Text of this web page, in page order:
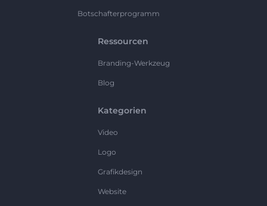
Botschafterprogramm
Ressourcen
Branding-Werkzeug
Blog
Kategorien
Video
Logo
Grafikdesign
Website